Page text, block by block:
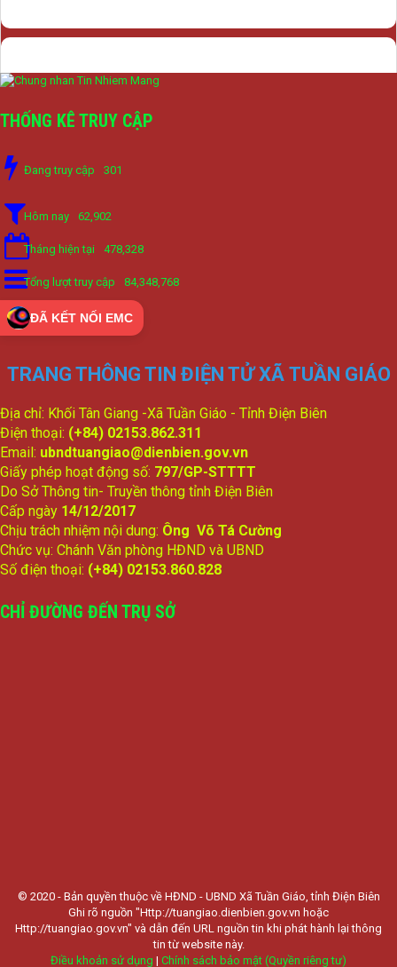
THỐNG KÊ TRUY CẬP
Đang truy cập 301
Hôm nay 62,902
Tháng hiện tại 478,328
Tổng lượt truy cập 84,348,768
ĐÃ KẾT NỐI EMC
TRANG THÔNG TIN ĐIỆN TỬ XÃ TUẦN GIÁO
Địa chỉ: Khối Tân Giang -Xã Tuần Giáo - Tỉnh Điện Biên
Điện thoại: (+84) 02153.862.311
Email: ubndtuangiao@dienbien.gov.vn
Giấy phép hoạt động số: 797/GP-STTTT
Do Sở Thông tin- Truyền thông tỉnh Điện Biên
Cấp ngày 14/12/2017
Chịu trách nhiệm nội dung: Ông Võ Tá Cường
Chức vụ: Chánh Văn phòng HĐND và UBND
Số điện thoại: (+84) 02153.860.828
CHỈ ĐƯỜNG ĐẾN TRỤ SỞ
© 2020 - Bản quyền thuộc về HĐND - UBND Xã Tuần Giáo, tỉnh Điện Biên
Ghi rõ nguồn "Http://tuangiao.dienbien.gov.vn hoặc
Http://tuangiao.gov.vn" và dẫn đến URL nguồn tin khi phát hành lại thông
tin từ website này.
Điều khoản sử dụng | Chính sách bảo mật (Quyền riêng tư)